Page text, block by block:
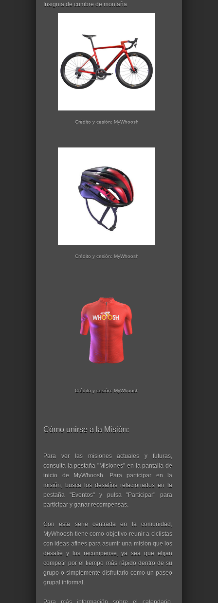
Insignia de cumbre de montaña
Crédito y cesión: MyWhoosh
Crédito y cesión: MyWhoosh
Crédito y cesión: MyWhoosh
Cómo unirse a la Misión:
Para ver las misiones actuales y futuras,
consulta la pestaña "Misiones" en la pantalla de
inicio de MyWhoosh. Para participar en la
misión, busca los desafíos relacionados en la
pestaña "Eventos" y pulsa "Participar" para
participar y ganar recompensas.
Con esta serie centrada en la comunidad,
MyWhoosh tiene como objetivo reunir a ciclistas
con ideas afines para asumir una misión que los
desafíe y los recompense, ya sea que elijan
competir por el tiempo más rápido dentro de su
grupo o simplemente disfrutarlo como un paseo
grupal informal.